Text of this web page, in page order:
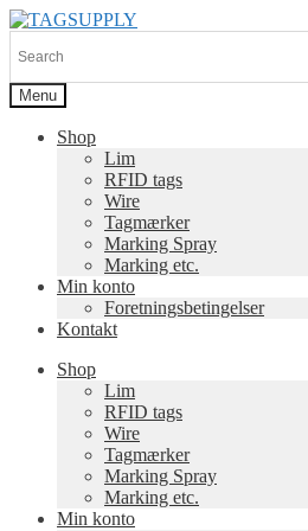
Spring
navigation
Spring
indhold
Menu
Shop
Lim
RFID tags
Wire
Tagmærker
Marking Spray
Marking etc.
Min konto
Foretningsbetingelser
Kontakt
Shop
Lim
RFID tags
Wire
Tagmærker
Marking Spray
Marking etc.
Min konto